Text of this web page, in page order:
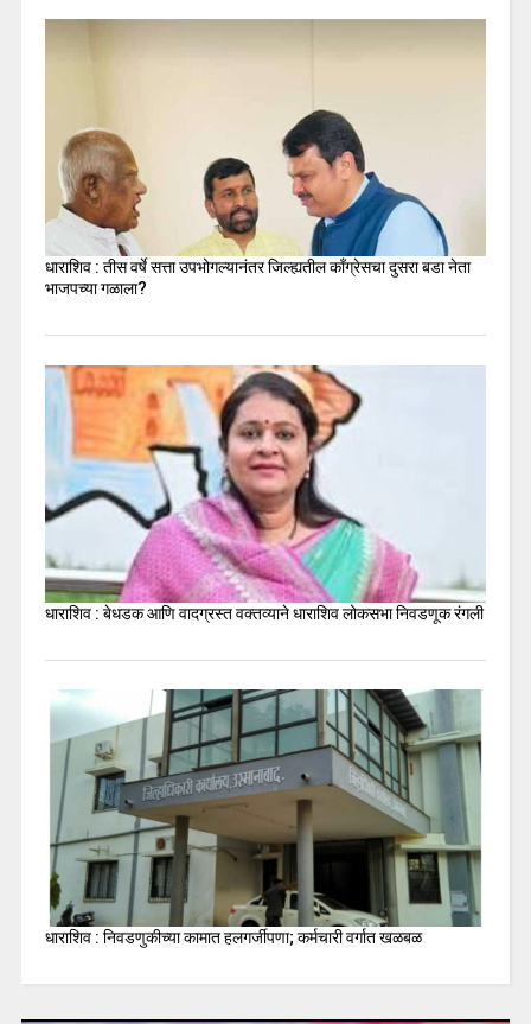
धाराशिव : तीस वर्षे सत्ता उपभोगल्यानंतर जिल्ह्यतील कॉंग्रेसचा दुसरा बडा नेता
भाजपच्या गळाला?
धाराशिव : बेधडक आणि वादग्रस्त वक्तव्याने धाराशिव लोकसभा निवडणूक रंगली
धाराशिव : निवडणुकीच्या कामात हलगर्जीपणा; कर्मचारी वर्गात खळबळ